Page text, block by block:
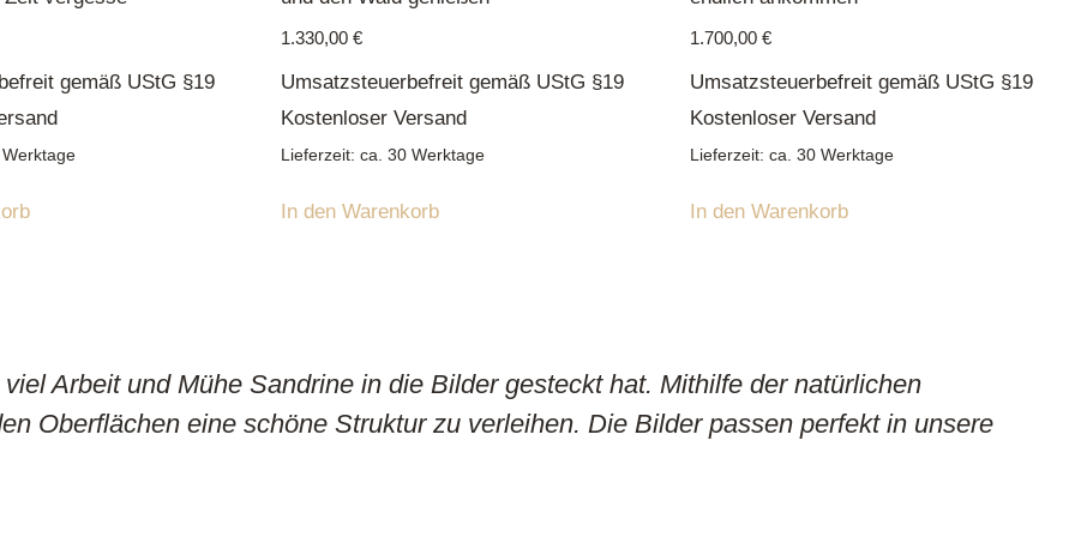
gemäß UStG §19
1.330,00 €
Umsatzsteuerbefreit gemäß UStG §19
Kostenloser Versand
Lieferzeit: ca. 30 Werktage
In den Warenkorb
1.700,00 €
Umsatzsteuerbefreit gemäß UStG §19
Kostenloser Versand
Lieferzeit: ca. 30 Werktage
In den Warenkorb
Arbeit und Mühe Sandrine in die Bilder gesteckt hat. Mithilfe der natürlichen
Oberflächen eine schöne Struktur zu verleihen. Die Bilder passen perfekt in unsere